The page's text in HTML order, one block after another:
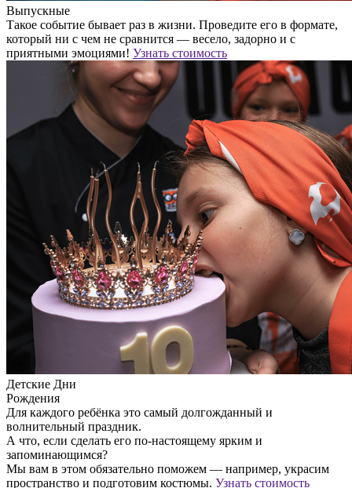
Выпускные
Такое событие бывает раз в жизни. Проведите его в формате,
который ни с чем не сравнится — весело, задорно и с
приятными эмоциями! Узнать стоимость
Детские Дни
Рождения
Для каждого ребёнка это самый долгожданный и
волнительный праздник.
А что, если сделать его по-настоящему ярким и
запоминающимся?
Мы вам в этом обязательно поможем — например, украсим
пространство и подготовим костюмы. Узнать стоимость